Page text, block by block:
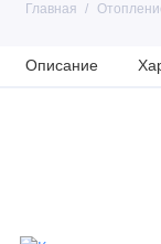
Главная
Описание